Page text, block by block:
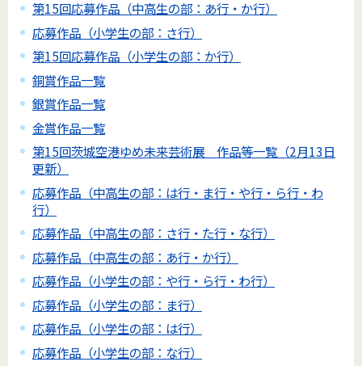
第15回応募作品（中高生の部：あ行・か行）
応募作品（小学生の部：さ行）
第15回応募作品（小学生の部：か行）
銅賞作品一覧
銀賞作品一覧
金賞作品一覧
第15回茨城空港ゆめ未来芸術展 作品等一覧（2月13日
更新）
応募作品（中高生の部：は行・ま行・や行・ら行・わ
行）
応募作品（中高生の部：さ行・た行・な行）
応募作品（中高生の部：あ行・か行）
応募作品（小学生の部：や行・ら行・わ行）
応募作品（小学生の部：ま行）
応募作品（小学生の部：は行）
応募作品（小学生の部：な行）